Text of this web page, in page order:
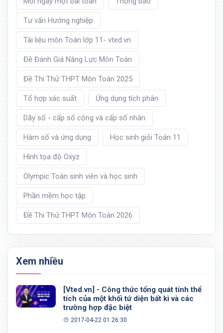
Tư vấn Hướng nghiệp
Tài liệu môn Toán lớp 11- vted.vn
Đề Đánh Giá Năng Lực Môn Toán
Đề Thi Thử THPT Môn Toán 2025
Tổ hợp xác suất Ứng dụng tích phân
Dãy số - cấp số cộng và cấp số nhân
Hàm số và ứng dụng Học sinh giỏi Toán 11
Hình tọa độ Oxyz
Olympic Toán sinh viên và học sinh
Phần mềm học tập
Đề Thi Thử THPT Môn Toán 2026
Xem nhiều
[Vted.vn] - Công thức tổng quát tính thể
tích của một khối tứ diện bất kì và các
trường hợp đặc biệt
2017-04-22 01:26:30